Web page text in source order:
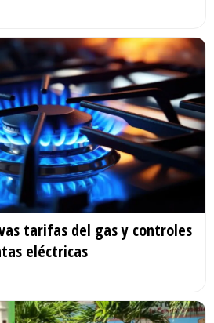
tarifas del gas y controles
eléctricas